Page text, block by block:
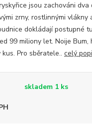
jsou zachováni dva
zrny, rostlinnými vlákny
dokládají postupné
99 miliony let. Noije Bum,
Pro sběratele.. celý
skladem 1 ks